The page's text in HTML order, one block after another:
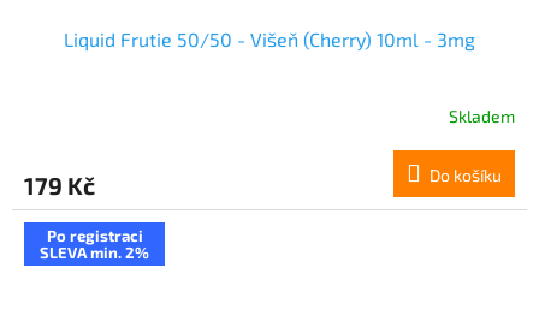
Liquid Frutie 50/50 - Višeň (Cherry) 10ml - 3mg
Skladem
179 Kč Do košíku
Po registraci
SLEVA min. 2%